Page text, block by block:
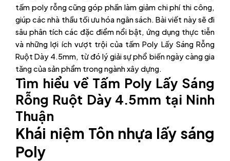
tấm poly rỗng cũng góp phần làm giảm chi phí thi công,
giúp các nhà thầu tối ưu hóa ngân sách. Bài viết này sẽ đi
sâu phân tích các đặc điểm nổi bật, ứng dụng thực tiễn
và những lợi ích vượt trội của tấm Poly Lấy Sáng Rỗng
Ruột Dày 4.5mm, từ đó lý giải sự phổ biến ngày càng gia
tăng của sản phẩm trong ngành xây dựng.
Tìm hiểu về Tấm Poly Lấy Sáng
Rỗng Ruột Dày 4.5mm tại Ninh
Thuận
Khái niệm Tôn nhựa lấy sáng
Poly